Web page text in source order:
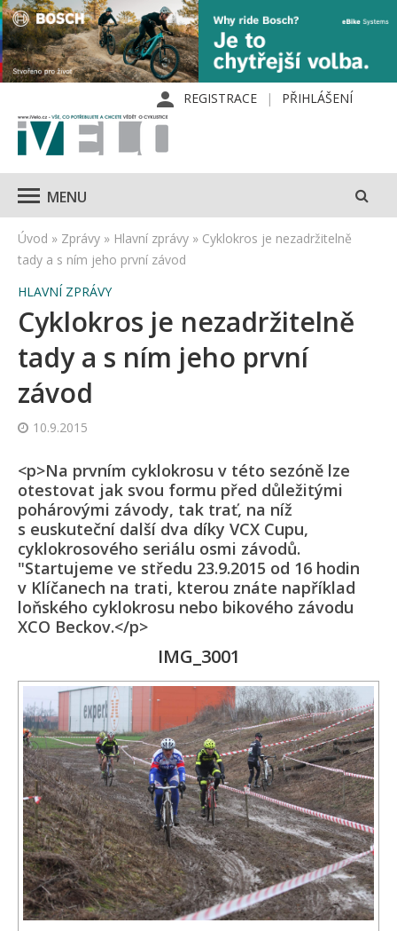
REGISTRACE PŘIHLÁŠENÍ
MENU
Úvod » Zprávy » Hlavní zprávy » Cyklokros je nezadržitelně
tady a s ním jeho první závod
HLAVNÍ ZPRÁVY
Cyklokros je nezadržitelně
tady a s ním jeho první
závod
10.9.2015
<p>Na prvním cyklokrosu v této sezóně lze
otestovat jak svou formu před důležitými
pohárovými závody, tak trať, na níž
s euskuteční další dva díky VCX Cupu,
cyklokrosového seriálu osmi závodů.
"Startujeme ve středu 23.9.2015 od 16 hodin
v Klíčanech na trati, kterou znáte například
loňského cyklokrosu nebo bikového závodu
XCO Beckov.</p>
IMG_3001